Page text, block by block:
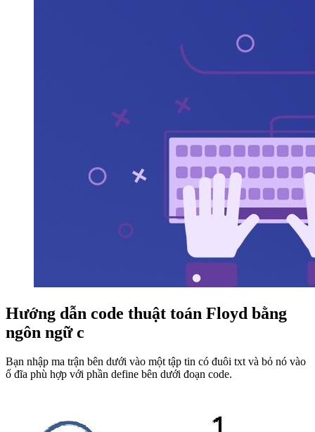
Hướng dẫn code thuật toán Floyd bằng
ngôn ngữ c
Bạn nhập ma trận bên dưới vào một tập tin có đuôi txt và bỏ nó vào
ổ đĩa phù hợp với phần define bên dưới đoạn code.